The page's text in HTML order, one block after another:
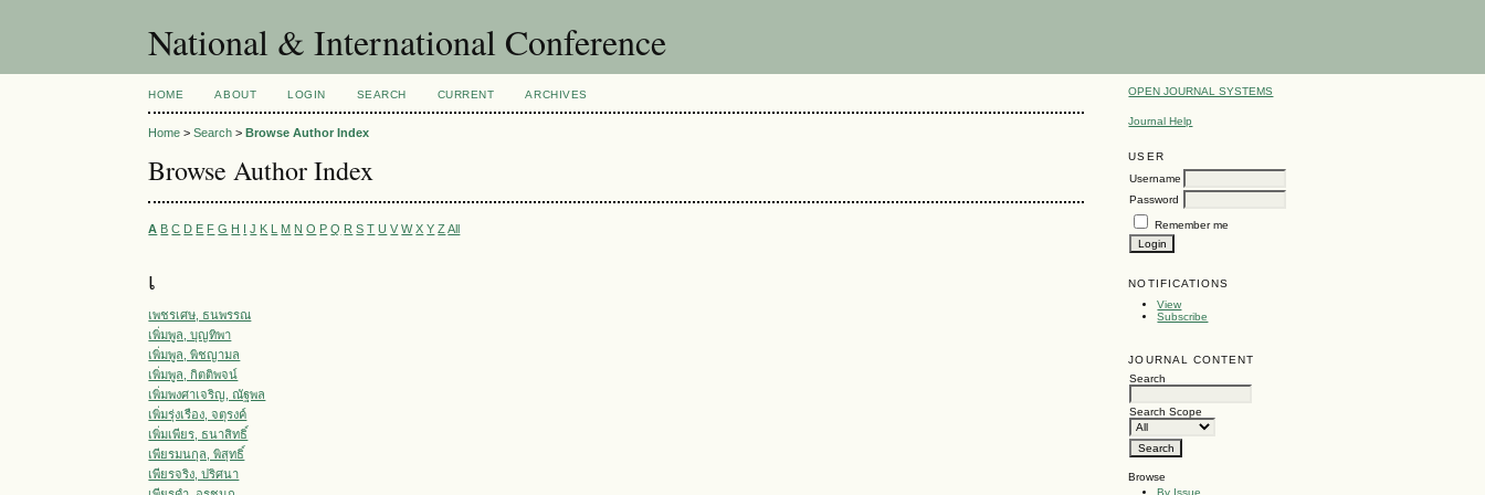
National & International Conference
OPEN JOURNAL SYSTEMS
Journal Help
USER
Username
Password
Remember me
NOTIFICATIONS
View
Subscribe
JOURNAL CONTENT
Search
Search Scope
Browse
By Issue
HOME ABOUT LOGIN SEARCH CURRENT ARCHIVES
Home >Search >Browse Author Index
Browse Author Index
A B C D E F G H I J K L M N O P Q R S T U V W X Y Z All
เ
เพชรเศษ, ธนพรรณ
เพิ่มพูล, บุญทิพา
เพิ่มพูล, พิชญามล
เพิ่มพูล, กิตติพจน์
เพิ่มพงศาเจริญ, ณัฐพล
เพิ่มรุ่งเรือง, จตุรงค์
เพิ่มเพียร, ธนาสิทธิ์
เพียรมนกุล, พิสุทธิ์
เพียรจริง, ปริศนา